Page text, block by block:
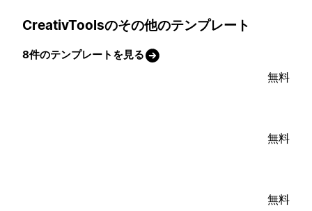
CreativToolsのその他のテンプレート
8件のテンプレートを見る
無料
無料
無料